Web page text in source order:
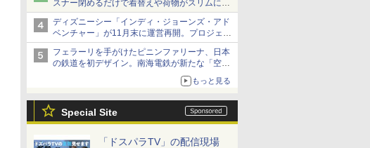
スナー閉めるだけで着替えや荷物がスリムにま
とまる
ディズニーシー「インディ・ジョーンズ・アド
ベンチャー」が11月末に運営再開。プロジェク
ションマッピングを追加、DPAは1500円
フェラーリを手がけたピニンファリーナ、日本
の鉄道を初デザイン。南海電鉄が新たな「空港
もっと見る
Special Site
「ドスパラTV」の配信現場